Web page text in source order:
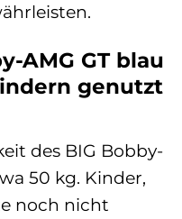
AMG GT blau
genutzt
des BIG Bobby-
50 kg. Kinder,
noch nicht